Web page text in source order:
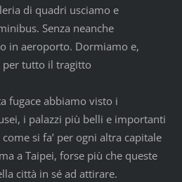
di quadri usciamo e
Senza neanche
in aeroporto. Dormiamo e,
tutto il tragitto
fugace abbiamo visto i
i palazzi più belli e importanti
si fa’ per ogni altra capitale
a Taipei, forse più che queste
città in sé ad attirare.